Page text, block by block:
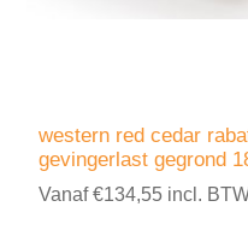
western red cedar
gevingerlast gegrond
Vanaf €134,55 incl.